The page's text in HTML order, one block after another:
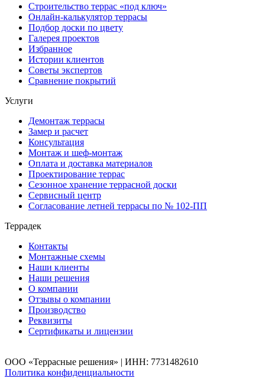
Строительство террас «под ключ»
Онлайн-калькулятор террасы
Подбор доски по цвету
Галерея проектов
Избранное
Истории клиентов
Советы экспертов
Сравнение покрытий
Услуги
Демонтаж террасы
Замер и расчет
Консультация
Монтаж и шеф-монтаж
Оплата и доставка материалов
Проектирование террас
Сезонное хранение террасной доски
Сервисный центр
Согласование летней террасы по № 102-ПП
Террадек
Контакты
Монтажные схемы
Наши клиенты
Наши решения
О компании
Отзывы о компании
Производство
Реквизиты
Сертификаты и лицензии
ООО «Террасные решения» | ИНН: 7731482610
Политика конфиденциальности